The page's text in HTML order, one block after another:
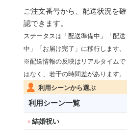
ご注文番号から、 配送状況を確
認できます。
ステータスは「配送準備中」「配送
中」「お届け完了」に移行します。
※配送情報の反映はリアルタイムで
はなく、若干の時間差があります。
利用シーンから選ぶ
利用シーン一覧
結婚祝い